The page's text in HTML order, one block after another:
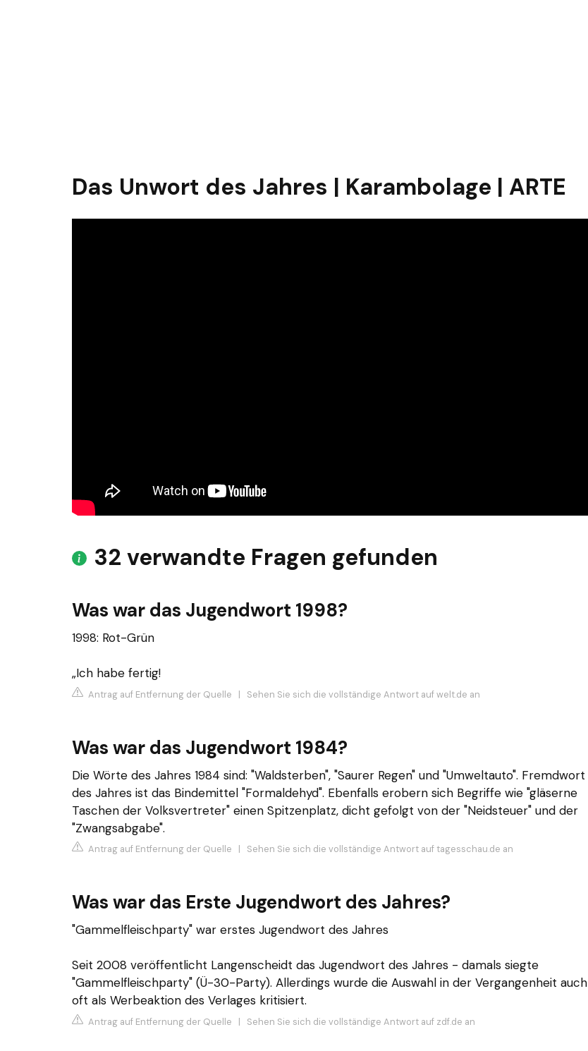
Das Unwort des Jahres | Karambolage | ARTE
32 verwandte Fragen gefunden
Was war das Jugendwort 1998?
1998: Rot-Grün
„Ich habe fertig!
Antrag auf Entfernung der Quelle | Sehen Sie sich die vollständige Antwort auf welt.de an
Was war das Jugendwort 1984?
Die Wörte des Jahres 1984 sind: "Waldsterben", "Saurer Regen" und "Umweltauto". Fremdwort
des Jahres ist das Bindemittel "Formaldehyd". Ebenfalls erobern sich Begriffe wie "gläserne
Taschen der Volksvertreter" einen Spitzenplatz, dicht gefolgt von der "Neidsteuer" und der
"Zwangsabgabe".
Antrag auf Entfernung der Quelle Sehen Sie sich die vollständige Antwort auf tagesschau.de an
Was war das Erste Jugendwort des Jahres?
"Gammelfleischparty" war erstes Jugendwort des Jahres
Seit 2008 veröffentlicht Langenscheidt das Jugendwort des Jahres - damals siegte
"Gammelfleischparty" (Ü-30-Party). Allerdings wurde die Auswahl in der Vergangenheit auch
oft als Werbeaktion des Verlages kritisiert.
Antrag auf Entfernung der Quelle | Sehen Sie sich die vollständige Antwort auf zdf.de an